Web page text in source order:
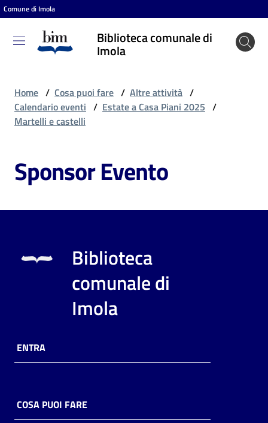
Vai al contenuto
Vai alla navigazione
Vai al footer
Comune di Imola
Biblioteca comunale di
Imola
Biblioteca
comunale
Cosa
fare
Scopri
online
Home / Cosa puoi fare / Altre attività /
Calendario eventi / Estate a Casa Piani 2025 /
Martelli e castelli
Sponsor Evento
Biblioteca
comunale di
Imola
ENTRA
COSA PUOI FARE